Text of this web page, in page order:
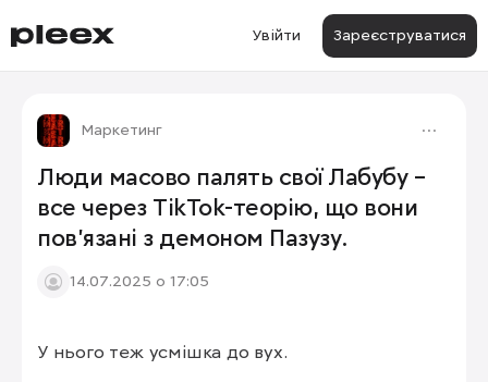
Увійти Зареєструватися
Маркетинг
Люди масово палять свої Лабубу –
все через TikTok-теорію, що вони
пов'язані з демоном Пазузу.
14.07.2025 о 17:05
У нього теж усмішка до вух.